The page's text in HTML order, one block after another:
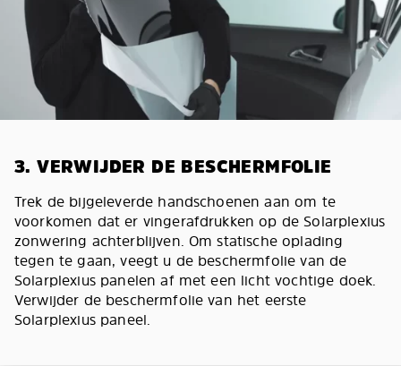
3. VERWIJDER DE BESCHERMFOLIE
Trek de bijgeleverde handschoenen aan om te
voorkomen dat er vingerafdrukken op de Solarplexius
zonwering achterblijven. Om statische oplading
tegen te gaan, veegt u de beschermfolie van de
Solarplexius panelen af met een licht vochtige doek.
Verwijder de beschermfolie van het eerste
Solarplexius paneel.